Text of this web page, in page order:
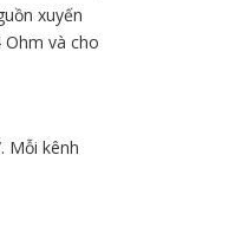
xuyến
và cho
Mỗi kênh